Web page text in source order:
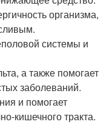
организма,
системы и
а также помогает
заболеваний.
и помогает
кишечного тракта.